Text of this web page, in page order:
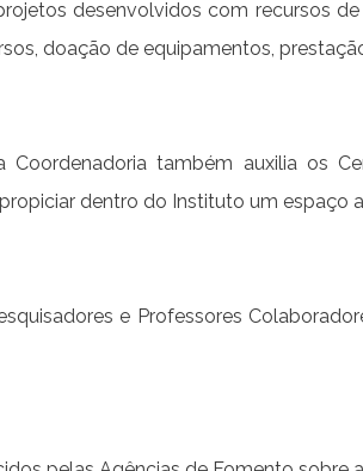
desenvolvidos com recursos
doação de equipamentos,
também auxilia os
dentro do Instituto um espaço
e Professores